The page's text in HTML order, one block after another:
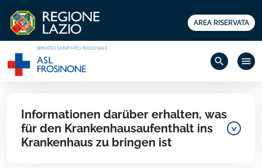
AREA RISERVATA
search menu
Informationen darüber erhalten, was
für den Krankenhausaufenthalt ins
Krankenhaus zu bringen ist